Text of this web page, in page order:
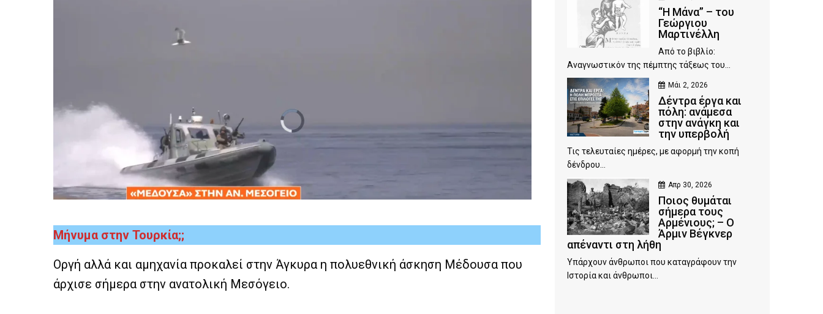
Mήνυμα στην Τουρκία;;
Οργή αλλά και αμηχανία προκαλεί στην Άγκυρα η πολυεθνική άσκηση Μέδουσα που
άρχισε σήμερα στην ανατολική Μεσόγειο.
“Η Μάνα” – του
Γεώργιου
Μαρτινέλλη
Από το βιβλίο:
Αναγνωστικόν της πέμπτης τάξεως του...
Μάι 2, 2026
Δέντρα έργα και
πόλη: ανάμεσα
στην ανάγκη και
την υπερβολή
Τις τελευταίες ημέρες, με αφορμή την κοπή
δένδρου...
Απρ 30, 2026
Ποιος θυμάται
σήμερα τους
Αρμένιους; – Ο
Άρμιν Βέγκνερ
απέναντι στη λήθη
Υπάρχουν άνθρωποι που καταγράφουν την
Ιστορία και άνθρωποι...